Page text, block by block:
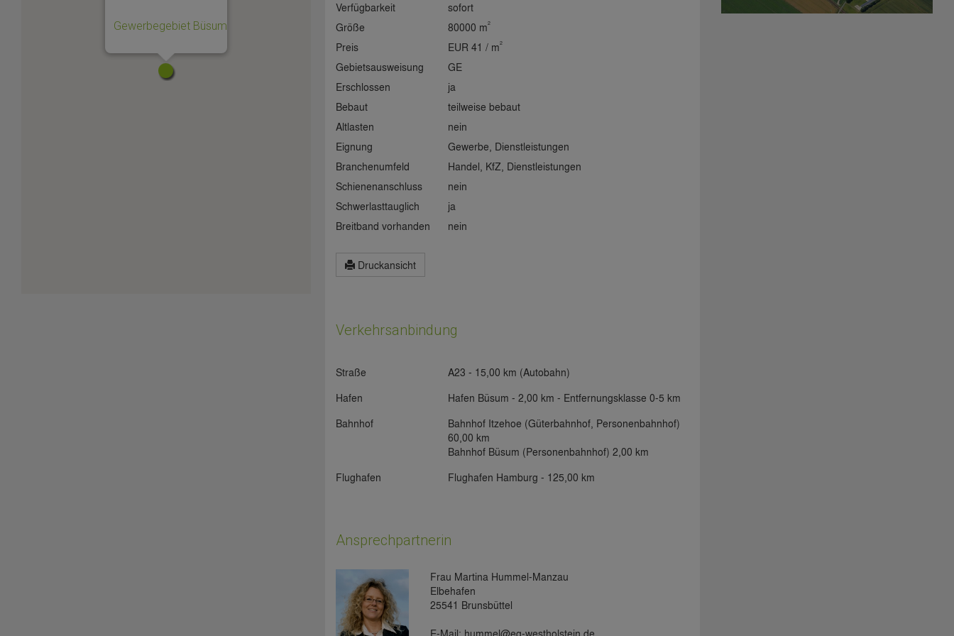
Gewerbegebiet Büsum
Verfügbarkeit
sofort
Größe
80000 m2
Preis EUR 41 / m2
Gebietsausweisung
GE
Erschlossen
ja
Bebaut
teilweise bebaut
Altlasten
nein
Eignung
Gewerbe, Dienstleistungen
Branchenumfeld
Handel, KfZ, Dienstleistungen
Schienenanschluss
nein
Schwerlasttauglich
ja
Breitband vorhanden
nein
Druckansicht
Verkehrsanbindung
Straße
A23 - 15,00 km (Autobahn)
Hafen
Hafen Büsum - 2,00 km - Entfernungsklasse 0-5 km
Bahnhof
Bahnhof Itzehoe (Güterbahnhof, Personenbahnhof)
60,00 km
Bahnhof Büsum (Personenbahnhof) 2,00 km
Flughafen
Flughafen Hamburg - 125,00 km
Ansprechpartnerin
Frau Martina Hummel-Manzau
Elbehafen
25541 Brunsbüttel